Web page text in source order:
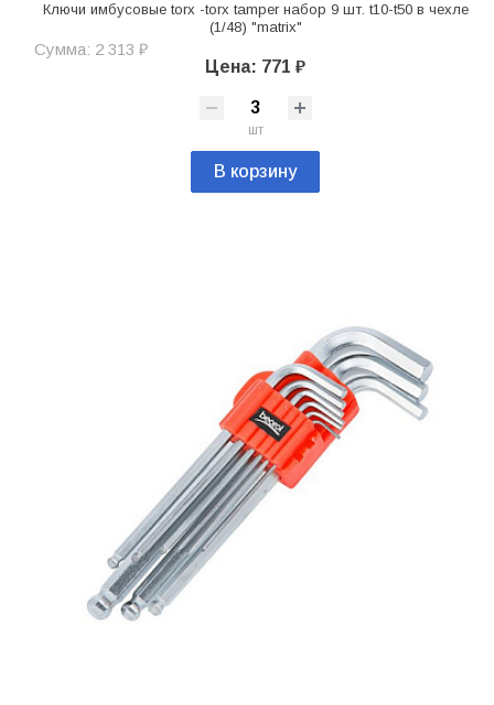
Ключи имбусовые torx -torx tamper набор 9 шт. t10-t50 в чехле
(1/48) "matrix"
Сумма: 2 313 ₽
Цена: 771 ₽
шт
В корзину